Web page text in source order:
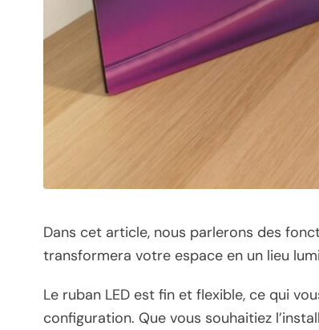
Dans cet article, nous parlerons des
transformera votre espace en un lieu
Le ruban LED est fin et flexible, ce qui
configuration. Que vous souhaitiez